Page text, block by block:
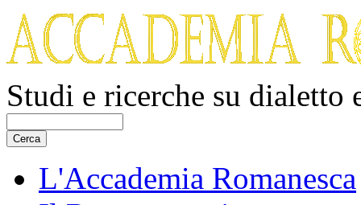
Studi e ricerche su
L'Accademia Romanesca